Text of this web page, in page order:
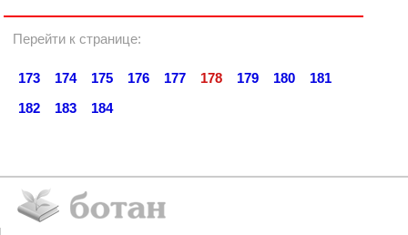
Перейти к странице:
173 174 175 176 177 178 179 180
181
182
183 184